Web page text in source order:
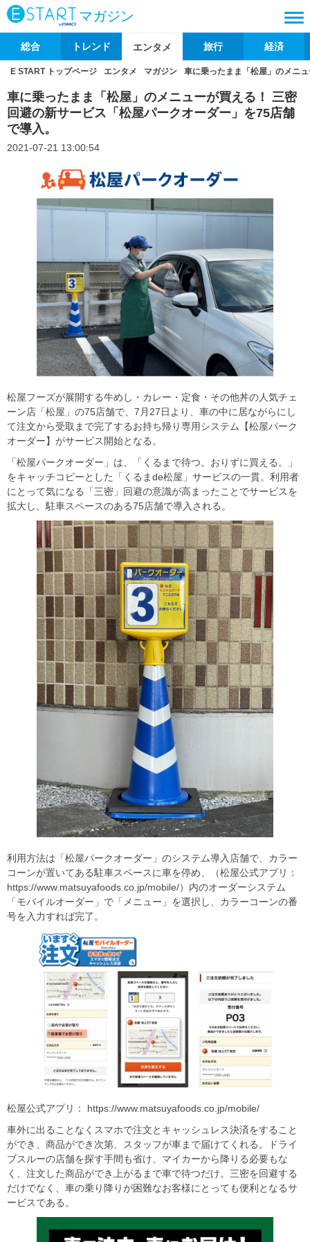
マガジン
総合 トレンド エンタメ 旅行 経済
E START トップページ エンタメ マガジン 車に乗ったまま「松屋」のメニ
車に乗ったまま「松屋」のメニューが買える！ 三密
回避の新サービス「松屋パークオーダー」を75店舗
で導入。
2021-07-21 13:00:54
松屋フーズが展開する牛めし・カレー・定食・その他丼の人気チェ
ーン店「松屋」の75店舗で、7月27日より、車の中に居ながらにし
て注文から受取まで完了するお持ち帰り専用システム【松屋パーク
オーダー】がサービス開始となる。
「松屋パークオーダー」は、「くるまで待つ。おりずに買える。」
をキャッチコピーとした「くるまde松屋」サービスの一貫。利用者
にとって気になる「三密」回避の意識が高まったことでサービスを
拡大し、駐車スペースのある75店舗で導入される。
利用方法は「松屋パークオーダー」のシステム導入店舗で、カラー
コーンが置いてある駐車スペースに車を停め、（松屋公式アプリ：
https://www.matsuyafoods.co.jp/mobile/）内のオーダーシステム
「モバイルオーダー」で「メニュー」を選択し、カラーコーンの番
号を入力すれば完了。
松屋公式アプリ： https://www.matsuyafoods.co.jp/mobile/
車外に出ることなくスマホで注文とキャッシュレス決済をすること
ができ、商品ができ次第、スタッフが車まで届けてくれる。ドライ
ブスルーの店舗を探す手間も省け、マイカーから降りる必要もな
く、注文した商品ができ上がるまで車で待つだけ。三密を回避する
だけでなく、車の乗り降りが困難なお客様にとっても便利となるサ
ービスである。